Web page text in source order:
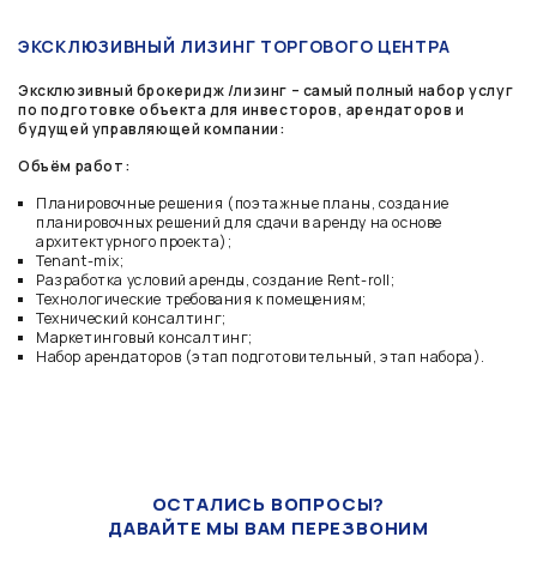
ЭКСКЛЮЗИВНЫЙ ЛИЗИНГ ТОРГОВОГО ЦЕНТРА
Эксклюзивный брокеридж /лизинг – самый полный набор услуг
по подготовке объекта для инвесторов, арендаторов и
будущей управляющей компании:
Объём работ:
Планировочные решения (поэтажные планы, создание
планировочных решений для сдачи в аренду на основе
архитектурного проекта);
Tenant-mix;
Разработка условий аренды, создание Rent-roll;
Технологические требования к помещениям;
Технический консалтинг;
Маркетинговый консалтинг;
Набор арендаторов (этап подготовительный, этап набора).
ОСТАЛИСЬ ВОПРОСЫ?
ДАВАЙТЕ МЫ ВАМ ПЕРЕЗВОНИМ